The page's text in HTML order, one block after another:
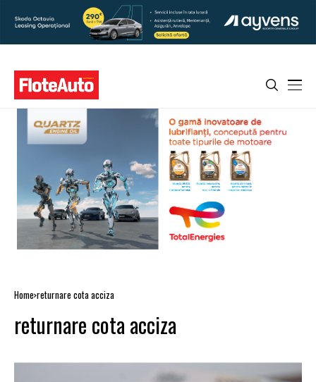
Home returnare cota acciza
returnare cota acciza